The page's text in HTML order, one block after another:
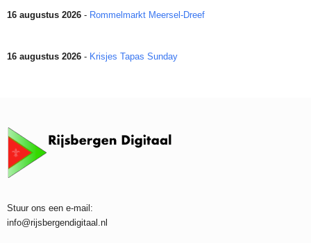
16 augustus 2026 - Rommelmarkt Meersel-Dreef
16 augustus 2026 - Krisjes Tapas Sunday
Stuur ons een e-mail:
info@rijsbergendigitaal.nl